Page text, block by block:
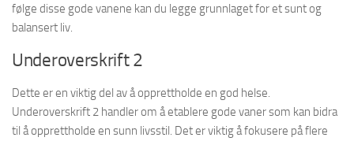
følge disse gode vanene kan du legge grunnlaget for et sunt og
balansert liv.
Underoverskrift 2
Dette er en viktig del av å opprettholde en god helse.
Underoverskrift 2 handler om å etablere gode vaner som kan bidra
til å opprettholde en sunn livsstil. Det er viktig å fokusere på flere